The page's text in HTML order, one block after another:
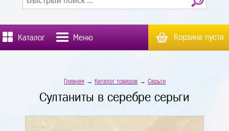
Каталог Меню Корзина пуста
Главная→ Каталог товаров→ Серьги
Султаниты в серебре серьги